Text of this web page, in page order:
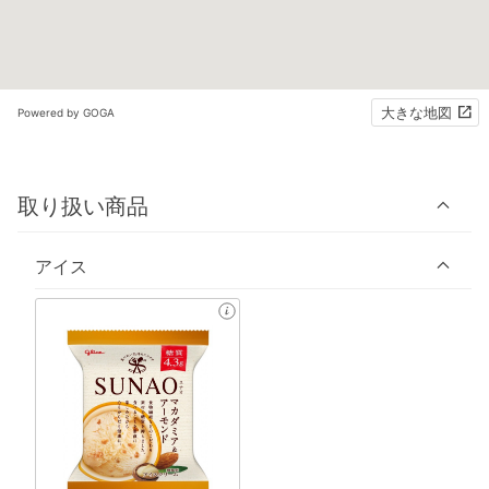
Powered by GOGA 大きな地図
取り扱い商品
アイス